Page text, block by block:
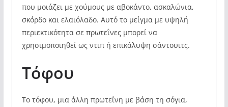
που μοιάζει με χούμους με αβοκάντο, ασκαλώνια,
σκόρδο και ελαιόλαδο. Αυτό το μείγμα με υψηλή
περιεκτικότητα σε πρωτεΐνες μπορεί να
χρησιμοποιηθεί ως ντιπ ή επικάλυψη σάντουιτς.
Τόφου
Το τόφου, μια άλλη πρωτεΐνη με βάση τη σόγια,